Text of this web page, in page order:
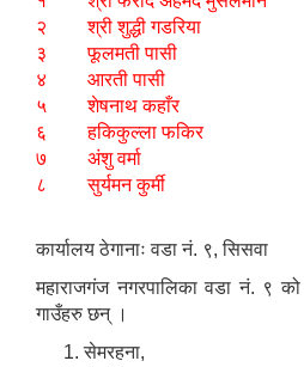
२
श्री शुद्धी गडरिया
३
फूलमती पासी
४
आरती पासी
५
शेषनाथ कहाँर
६
हकिकुल्ला फकिर
७
अंशु वर्मा
८
सुर्यमन कुर्मी
कार्यालय ठेगानाः वडा नं. ९, सिसवा
महाराजगंज नगरपालिका वडा नं. ९
गाउँहरु छन् ।
सेमरहना,